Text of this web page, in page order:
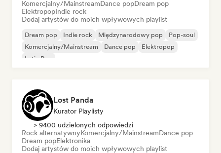
Komercjalny/MainstreamDance popDream pop
ElektropopIndie rock
Dodaj artystów do moich wpływowych playlist
Dream pop Indie rock Międzynarodowy pop
Pop-soul
Komercjalny/Mainstream
Dance pop
Elektropop
Latin Pop
Lost Panda
Kurator Playlisty
> 9400 udzielonych odpowiedzi
Rock alternatywnyKomercjalny/MainstreamDance pop
Dream popElektronika
Dodaj artystów do moich wpływowych playlist